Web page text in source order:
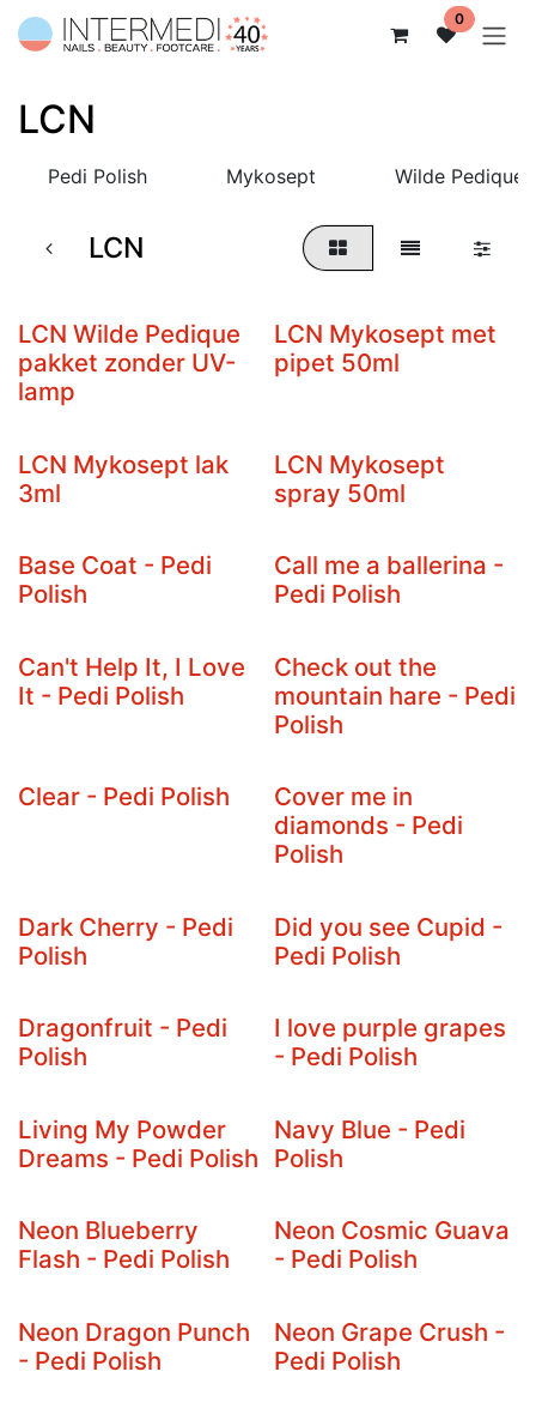
Overslaan naar inhoud 0
LCN
Pedi Polish Mykosept Wilde Pedique
LCN
LCN Wilde Pedique
pakket zonder UV-
lamp
LCN Mykosept met
pipet 50ml
LCN Mykosept lak
3ml
LCN Mykosept
spray 50ml
Base Coat - Pedi
Polish
Call me a ballerina -
Pedi Polish
Can't Help It, I Love
It - Pedi Polish
Check out the
mountain hare - Pedi
Polish
Clear - Pedi Polish
Cover me in
diamonds - Pedi
Polish
Dark Cherry - Pedi
Polish
Did you see Cupid -
Pedi Polish
Dragonfruit - Pedi
Polish
I love purple grapes
- Pedi Polish
Living My Powder
Dreams - Pedi Polish
Navy Blue - Pedi
Polish
Neon Blueberry
Flash - Pedi Polish
Neon Cosmic Guava
- Pedi Polish
Neon Dragon Punch
- Pedi Polish
Neon Grape Crush -
Pedi Polish